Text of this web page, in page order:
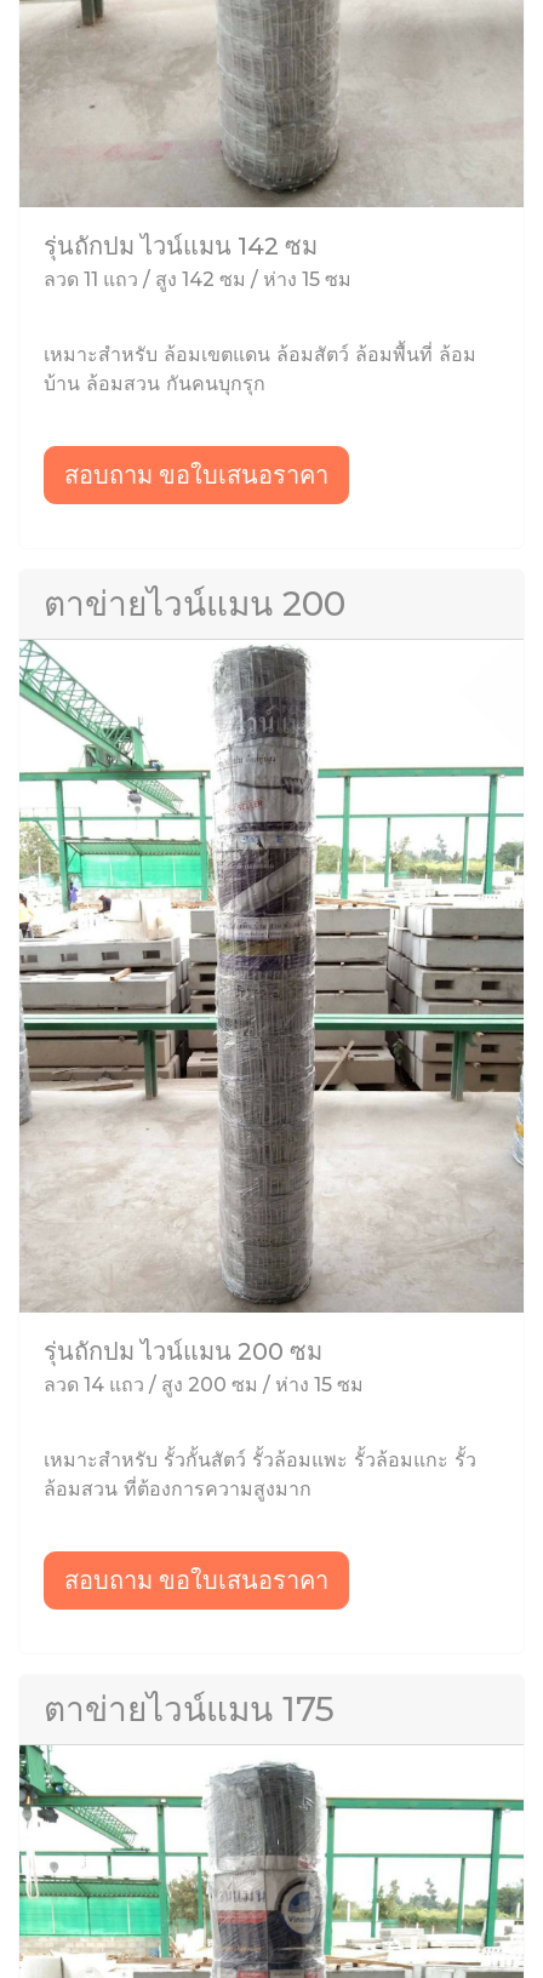
รุ่นถักปม ไวน์แมน 142 ซม
ลวด 11 แถว / สูง 142 ซม / ห่าง 15 ซม
เหมาะสำหรับ ล้อมเขตแดน ล้อมสัตว์ ล้อมพื้นที่ ล้อม
บ้าน ล้อมสวน กันคนบุกรุก
สอบถาม ขอใบเสนอราคา
ตาข่ายไวน์แมน 200
รุ่นถักปม ไวน์แมน 200 ซม
ลวด 14 แถว / สูง 200 ซม / ห่าง 15 ซม
เหมาะสำหรับ รั้วกั้นสัตว์ รั้วล้อมแพะ รั้วล้อมแกะ รั้ว
ล้อมสวน ที่ต้องการความสูงมาก
สอบถาม ขอใบเสนอราคา
ตาข่ายไวน์แมน 175